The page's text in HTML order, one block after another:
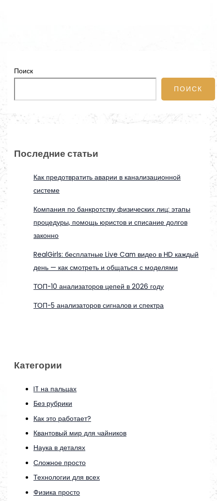
Поиск
ПОИСК
Последние статьи
Как предотвратить аварии в канализационной
системе
Компания по банкротству физических лиц: этапы
процедуры, помощь юристов и списание долгов
законно
RealGirls: бесплатные Live Cam видео в HD каждый
день — как смотреть и общаться с моделями
ТОП-10 анализаторов цепей в 2026 году
ТОП-5 анализаторов сигналов и спектра
Категории
IT на пальцах
Без рубрики
Как это работает?
Квантовый мир для чайников
Наука в деталях
Сложное просто
Технологии для всех
Физика просто